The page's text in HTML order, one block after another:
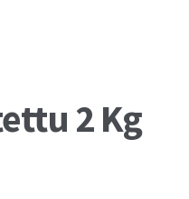
2 Kg